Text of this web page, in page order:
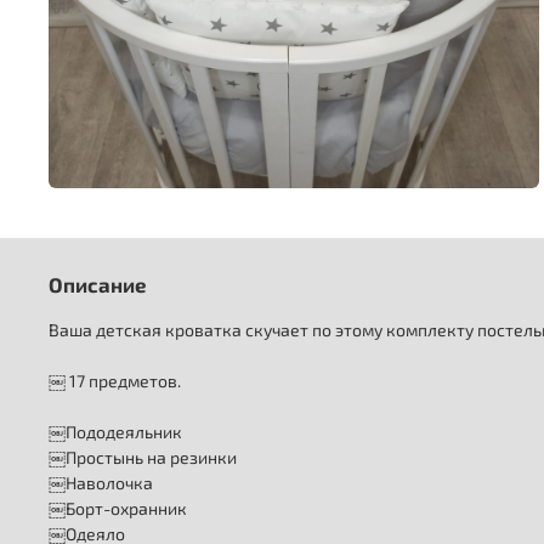
Описание
Ваша детская кроватка скучает по этому комплекту
￼ 17 предметов.
￼Пододеяльник
￼Простынь на резинки
￼Наволочка
￼Борт-охранник
￼Одеяло